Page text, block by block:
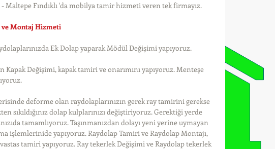
Maltepe Fındıklı 'da mobilya tamir hizmeti veren tek firmayız.
ve Montaj Hizmeti
Ek Dolap yaparak Mödül Değişimi yapıyoruz.
Kapak Değişimi, kapak tamiri ve onarımını yapıyoruz. Menteşe
deforme olan raydolaplarınızın gerek ray tamirini gerekse
sıkıldığınız dolap kulplarınızı değiştiriyoruz. Gerektiği yerde
tamamlıyoruz. Taşınmanızdan dolayı yeni yerine uymayan
işlemlerinide yapıyoruz. Raydolap Tamiri ve Raydolap Montajı,
tamiri yapıyoruz. Ray tekerlek Değişimi ve Raydolap tekerlek